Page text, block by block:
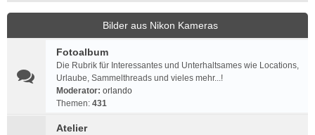
Bilder aus Nikon Kameras
Fotoalbum
Die Rubrik für Interessantes und Unterhaltsames wie Locations,
Urlaube, Sammelthreads und vieles mehr...!
Moderator: orlando
Themen: 431
Atelier